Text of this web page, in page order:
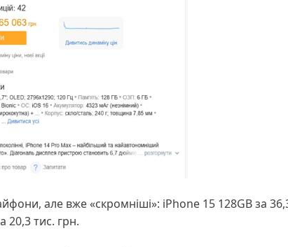
але вже «скромніші»: iPhone 15 128GB за
20,3 тис. грн.